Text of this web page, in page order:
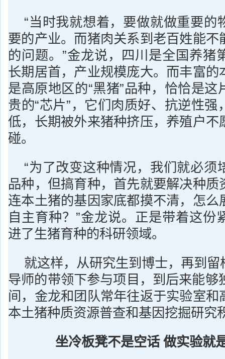
“当时我就想着，要做就做重要的
要的产业。而猪肉关系到老百姓能不
的问题。”金龙说，四川是全国养猪
长期居首，产业规模庞大。而丰富的
是高原地区的“黑猪”品种，恰恰是这
贵的“芯片”，它们肉质好、抗逆性强
低，长期被外来猪种挤压，养殖户不
碰。
“为了改变这种情况，我们就必须
品种，但搞育种，首先就要解决种质
连本土猪的基因家底都摸不清，怎么
自主育种？”金龙说。正是带着这份
进了生猪育种的科研领域。
就这样，从研究生到博士，再到
导师的带领下参与项目，到后来能够
间，金龙和团队常年往返于实验室和
本土猪种质资源普查和基因挖掘研究
坐冷板凳不是空话 做实验就